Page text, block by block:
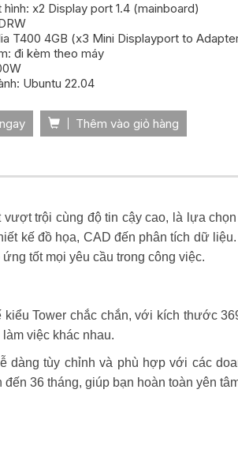
hình: x2 Display port 1.4 (mainboard)
T400 4GB (x3 Mini Displayport to
đi kèm theo máy
Ubuntu 22.04
Thêm vào giỏ hàng
vượt trội cùng độ tin cậy cao, là lựa
kế đồ họa, CAD đến phân tích dữ
ứng tốt mọi yêu cầu trong công việc.
Tower chắc chắn, với kích thước
việc khác nhau.
dàng tùy chỉnh và phù hợp với các
36 tháng, giúp bạn hoàn toàn yên